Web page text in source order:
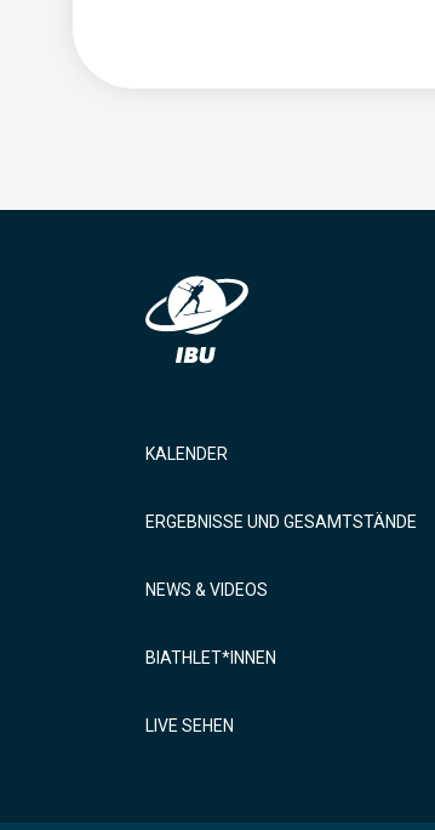
KALENDER
ERGEBNISSE UND GESAMTSTÄNDE
NEWS & VIDEOS
BIATHLET*INNEN
LIVE SEHEN